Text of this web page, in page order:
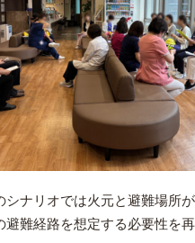
シナリオでは火元と避難場所
避難経路を想定する必要性を再